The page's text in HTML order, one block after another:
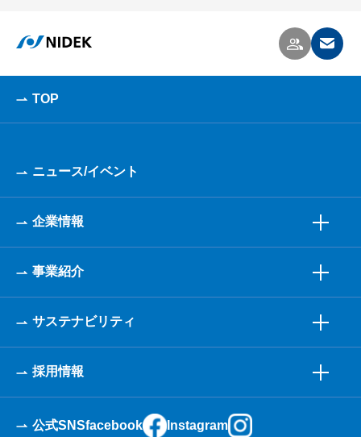
TOP
ニュース/イベント
企業情報
事業紹介
サステナビリティ
採用情報
公式SNSfacebook Instagram